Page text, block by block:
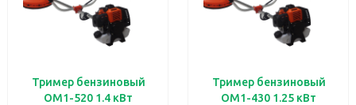
Тример бензиновый
OM1-520 1.4 кВт
Тример бензиновый
OM1-430 1.25 кВт